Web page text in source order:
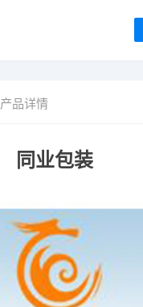
产品详情
同业包装